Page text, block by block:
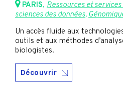
PARIS, Ressources et
sciences des données,
Un accès fluide aux
outils et aux méthodes
biologistes.
Découvrir